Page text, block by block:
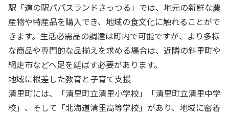
駅「道の駅パパスランドさっつる」では、地元の新鮮な農
産物や特産品を購入でき、地域の食文化に触れることがで
きます。生活必需品の調達は町内で可能ですが、より多様
な商品や専門的な品揃えを求める場合は、近隣の斜里町や
網走市などへ足を延ばす必要があります。
地域に根差した教育と子育て支援
清里町には、「清里町立清里小学校」「清里町立清里中学
校」、そして「北海道清里高等学校」があり、地域に密着